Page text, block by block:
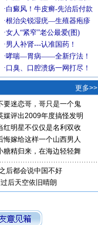
更多>>
要迷恋哥，哥只是一个鬼
媒评出2009年度搞怪发明
红明星不仅仅是名利双收
悔嫁给这样一个山西男人
糖精归来，在海边轻轻舞
后都会说中国不好
后天空依旧晴朗